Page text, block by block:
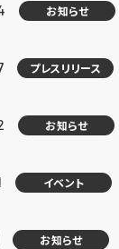
お知らせ
プレスリリース
お知らせ
イベント
お知らせ